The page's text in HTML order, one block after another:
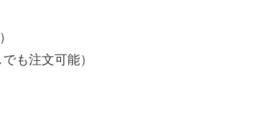
も注文可能）